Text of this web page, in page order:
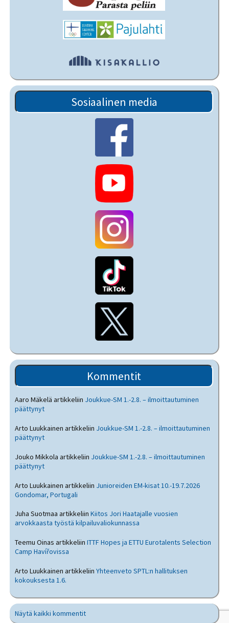
Sosiaalinen media
Kommentit
Aaro Mäkelä artikkeliin Joukkue-SM 1.-2.8. – ilmoittautuminen
päättynyt
Arto Luukkainen artikkeliin Joukkue-SM 1.-2.8. – ilmoittautuminen
päättynyt
Jouko Mikkola artikkeliin Joukkue-SM 1.-2.8. – ilmoittautuminen
päättynyt
Arto Luukkainen artikkeliin Junioreiden EM-kisat 10.-19.7.2026
Gondomar, Portugali
Juha Suotmaa artikkeliinKiitos Jori Haatajalle vuosien
arvokkaasta työstä kilpailuvaliokunnassa
Teemu Oinas artikkeliinITTF Hopes ja ETTU Eurotalents Selection
Camp Havířovissa
Arto Luukkainen artikkeliinYhteenveto SPTL:n hallituksen
kokouksesta 1.6.
Näytä kaikki kommentit